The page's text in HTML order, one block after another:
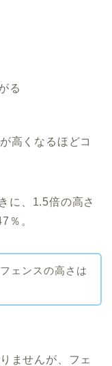
る
高くなるほどコ
に、1.5倍の高さ
％。
ェンスの高さは
ませんが、フェ